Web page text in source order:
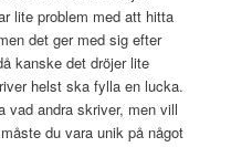
lite problem med att hitta
det ger med sig efter
kanske det dröjer lite
helst ska fylla en lucka.
vad andra skriver, men vill
du vara unik på något